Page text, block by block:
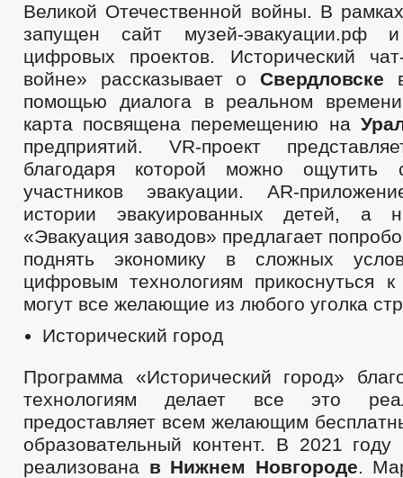
Великой Отечественной войны. В
запущен сайт музей-эвакуации.рф
цифровых проектов. Исторический
войне» рассказывает о Свердловске
помощью диалога в реальном
карта посвящена перемещению на
предприятий. VR-проект
благодаря которой можно
участников эвакуации. AR-
истории эвакуированных детей, а
«Эвакуация заводов» предлагает
поднять экономику в сложных
цифровым технологиям прикоснуться
могут все желающие из любого уголка
Исторический город
Программа «Исторический город»
технологиям делает все это
предоставляет всем желающим
образовательный контент. В 2021
реализована в Нижнем Новгороде.